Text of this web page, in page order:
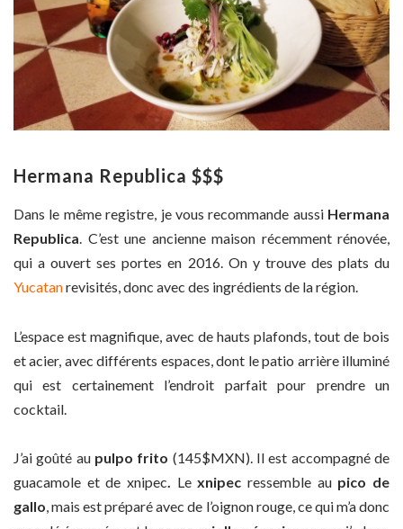
Hermana Republica $$$
Dans le même registre, je vous recommande aussi Hermana
Republica. C’est une ancienne maison récemment rénovée,
qui a ouvert ses portes en 2016. On y trouve des plats du
Yucatanrevisités, donc avec des ingrédients de la région.
L’espace est magnifique, avec de hauts plafonds, tout de bois
et acier, avec différents espaces, dont le patio arrière illuminé
qui est certainement l’endroit parfait pour prendre un
cocktail.
J’ai goûté au pulpo frito (145$MXN). Il est accompagné de
guacamole et de xnipec. Lexnipecressemble au pico de
gallo, mais est préparé avec de l’oignon rouge, ce qui m’a donc